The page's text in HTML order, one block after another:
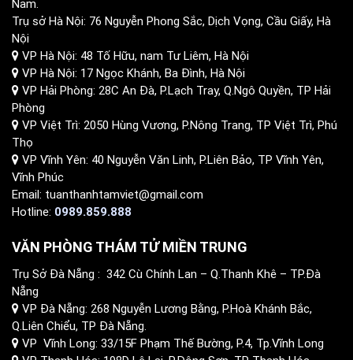
Nam.
Trụ sở Hà Nội: 76 Nguyễn Phong Sắc, Dịch Vọng, Cầu Giấy, Hà
Nội
VP Hà Nội: 48 Tố Hữu, nam Tư Liêm, Hà Nội
VP Hà Nội: 17 Ngọc Khánh, Ba Đình, Hà Nội
VP Hải Phòng: 28C An Đà, P.Lạch Tray, Q.Ngô Quyền, TP Hải
Phòng
VP Việt Trì: 2050 Hùng Vương, P.Nông Trang, TP Việt Trì, Phú
Thọ
VP Vĩnh Yên: 40 Nguyễn Văn Linh, P.Liên Bảo, TP Vĩnh Yên,
Vĩnh Phúc
Email: tuanthanhtamviet@gmail.com
Hotline: 0989.859.888
VĂN PHÒNG THÁM TỬ MIỀN TRUNG
Trụ Sở Đà Nẵng : 342 Cù Chính Lan – Q.Thanh Khê – TP.Đà
Nẵng
VP Đà Nẵng: 268 Nguyễn Lương Bằng, P.Hoà Khánh Bắc,
Q.Liên Chiểu, TP Đà Nẵng.
VP Vĩnh Long: 33/15F Phạm Thế Bường, P.4, Tp.Vĩnh Long